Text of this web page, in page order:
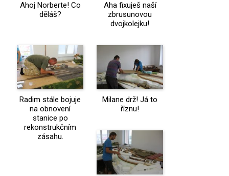
Ahoj Norberte! Co
děláš?
Aha fixuješ naší
zbrusunovou
dvojkolejku!
Radim stále bojuje
na obnovení
stanice po
rekonstrukčním
zásahu.
Milane drž! Já to
říznu!